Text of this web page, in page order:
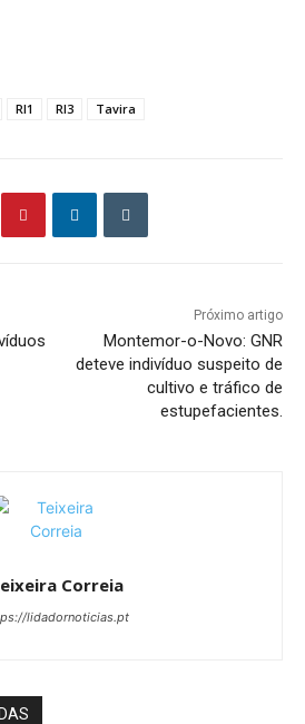
RI1 RI3 Tavira
Próximo artigo
Montemor-o-Novo: GNR
deteve indivíduo suspeito de
cultivo e tráfico de
estupefacientes.
Correia
lidadornoticias.pt